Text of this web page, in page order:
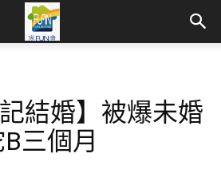
結婚】被爆未婚
三個月